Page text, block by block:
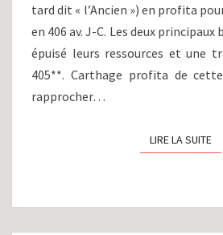
tard dit « l’Ancien ») en profita
en 406 av. J-C. Les deux
épuisé leurs ressources et une
405**. Carthage profita de
rapprocher…
LIRE LA SUITE